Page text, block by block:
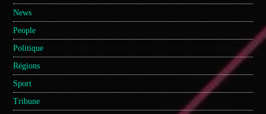
News
People
Politique
Régions
Sport
Tribune